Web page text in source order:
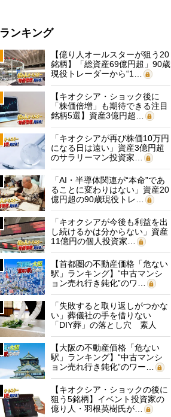
ランキング
【億り人オールスターが狙う20
銘柄】「総資産69億円超」90歳
現役トレーダーから“1…
【キオクシア・ショック後に
「株価倍増」も期待できる注目
銘柄5選】資産3億円超…
「キオクシアが再び株価10万円
になる日は遠い」資産3億円超
のサラリーマン投資家…
「AI・半導体関連が“本命”であ
ることに変わりはない」資産20
億円超の90歳現役トレ…
「キオクシアが今後も利益を出
し続けるかは分からない」資産
11億円の個人投資家…
【首都圏の不動産価格「危ない
駅」ランキング】“中古マンシ
ョン売れ行き鈍化”のワ…
「失敗すると取り返しがつかな
い」葬儀社の手を借りない
「DIY葬」の落とし穴 素人
に…
【大阪の不動産価格「危ない
駅」ランキング】“中古マンシ
ョン売れ行き鈍化”のワー…
【キオクシア・ショックの後に
狙う5銘柄】イベント投資家の
億り人・羽根英樹氏が…